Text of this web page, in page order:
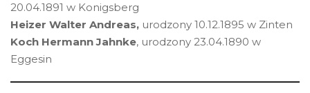
20.04.1891 w Konigsberg
Heizer Walter Andreas, urodzony 10.12.1895 w Zinten
Koch Hermann Jahnke, urodzony 23.04.1890 w
Eggesin